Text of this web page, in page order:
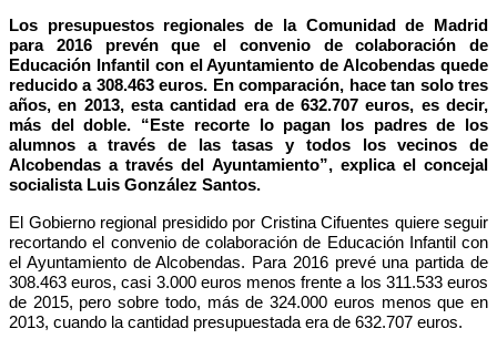
Los presupuestos regionales de la Comunidad de Madrid
para 2016 prevén que el convenio de colaboración de
Educación Infantil con el Ayuntamiento de Alcobendas quede
reducido a 308.463 euros. En comparación, hace tan solo tres
años, en 2013, esta cantidad era de 632.707 euros, es decir,
más del doble. “Este recorte lo pagan los padres de los
alumnos a través de las tasas y todos los vecinos de
Alcobendas a través del Ayuntamiento”, explica el concejal
socialista Luis González Santos.
El Gobierno regional presidido por Cristina Cifuentes quiere seguir
recortando el convenio de colaboración de Educación Infantil con
el Ayuntamiento de Alcobendas. Para 2016 prevé una partida de
308.463 euros, casi 3.000 euros menos frente a los 311.533 euros
de 2015, pero sobre todo, más de 324.000 euros menos que en
2013, cuando la cantidad presupuestada era de 632.707 euros.